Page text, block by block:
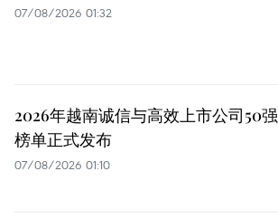
07/08/2026 01:32
2026年越南诚信与高效上市公司50强
榜单正式发布
07/08/2026 01:10